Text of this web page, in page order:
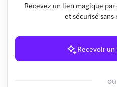
Recevez un lien magique
et sécurisé sans
Recevoir
ou